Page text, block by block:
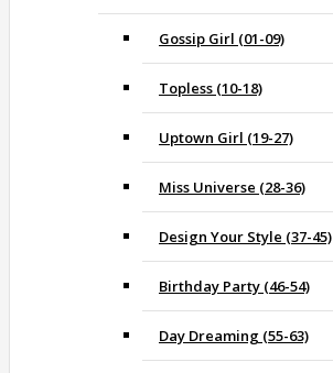
Gossip Girl (01-09)
Topless (10-18)
Uptown Girl (19-27)
Miss Universe (28-36)
Design Your Style (37-45)
Birthday Party (46-54)
Day Dreaming (55-63)